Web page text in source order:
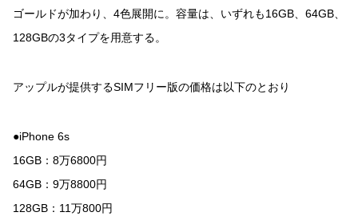
ゴールドが加わり、4色展開に。容量は、いずれも16GB、64GB、
128GBの3タイプを用意する。
アップルが提供するSIMフリー版の価格は以下のとおり
●iPhone 6s
16GB：8万6800円
64GB：9万8800円
128GB：11万800円